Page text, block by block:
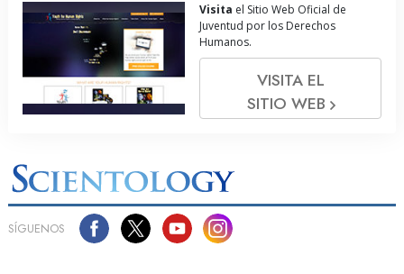
Visita el Sitio Web Oficial de
Juventud por los Derechos
Humanos.
VISITA EL
SITIO WEB
SÍGUENOS